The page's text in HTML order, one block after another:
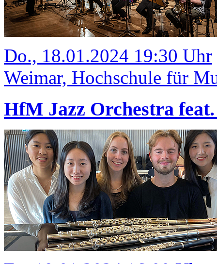
Do., 18.01.2024 19:30 Uhr
Weimar, Hochschule für
HfM Jazz Orchestra